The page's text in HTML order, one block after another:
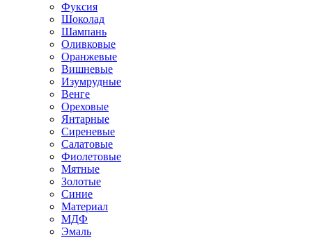
Фуксия
Шоколад
Шампань
Оливковые
Оранжевые
Вишневые
Изумрудные
Венге
Ореховые
Янтарные
Сиреневые
Салатовые
Фиолетовые
Мятные
Золотые
Синие
Материал
МДФ
Эмаль